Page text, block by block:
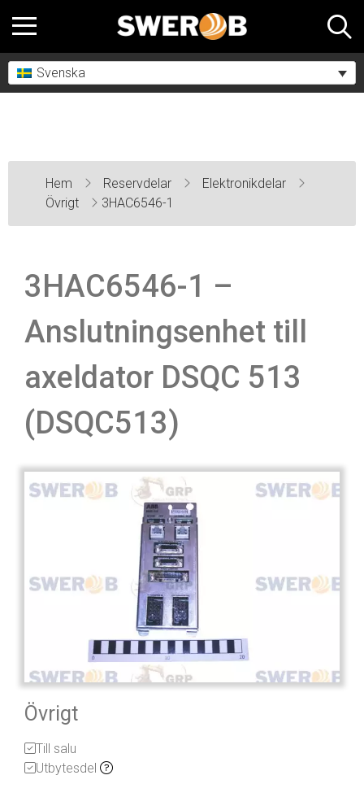
Svenska
Hem Reservdelar
Elektronikdelar
Övrigt
3HAC6546-1
3HAC6546-1 –
Anslutningsenhet till
axeldator DSQC 513
(DSQC513)
Övrigt
Till salu
Utbytesdel